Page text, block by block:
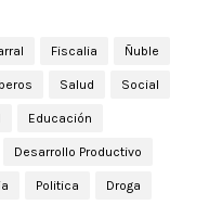
Fiscalia Ñuble
Salud Social
Educación
Desarrollo Productivo
Politica Droga